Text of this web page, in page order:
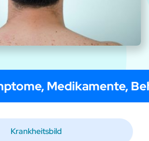
Medikamente,
Krankheitsbild